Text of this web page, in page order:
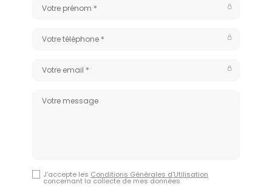
J'accepte les Conditions Générales d'Utilisation
concernant la collecte de mes données.